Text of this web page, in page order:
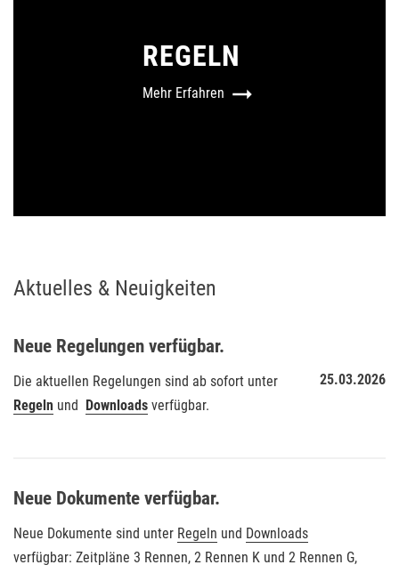
REGELN
Mehr Erfahren
Aktuelles & Neuigkeiten
Neue Regelungen verfügbar.
Die aktuellen Regelungen sind ab sofort unter
Regeln und Downloads verfügbar.
25.03.2026
Neue Dokumente verfügbar.
Neue Dokumente sind unter Regeln und Downloads
verfügbar: Zeitpläne 3 Rennen, 2 Rennen K und 2 Rennen G,